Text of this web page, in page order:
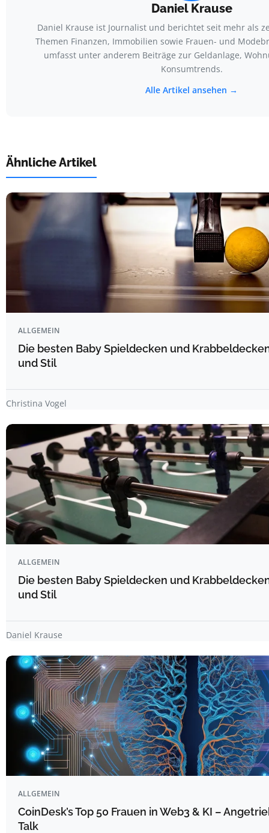
Daniel Krause
Daniel Krause ist Journalist und berichtet seit mehr als
Themen Finanzen, Immobilien sowie Frauen- und
umfasst unter anderem Beiträge zur Geldanlage,
Konsumtrends.
Alle Artikel ansehen →
Ähnliche Artikel
ALLGEMEIN
Die besten Baby Spieldecken und
und Stil
Christina Vogel
ALLGEMEIN
Die besten Baby Spieldecken und
und Stil
Daniel Krause
ALLGEMEIN
CoinDesk’s Top 50 Frauen in Web3 & KI –
Talk